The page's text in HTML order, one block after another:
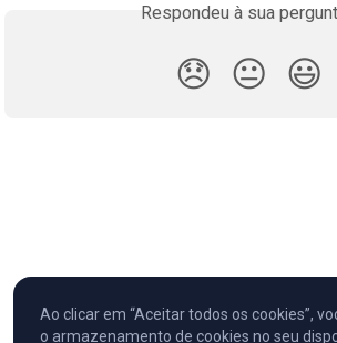
Respondeu à sua
😞 😐 😃
Ao clicar em “Aceitar todos os cookies”,
o armazenamento de cookies no seu